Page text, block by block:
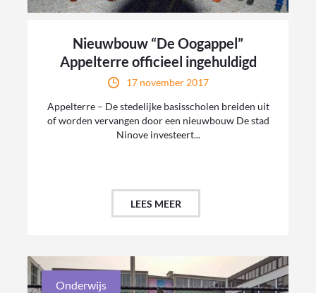
Nieuwbouw “De Oogappel”
Appelterre officieel ingehuldigd
17 november 2017
Appelterre – De stedelijke basisscholen breiden uit
of worden vervangen door een nieuwbouw De stad
Ninove investeert...
LEES MEER
Onderwijs